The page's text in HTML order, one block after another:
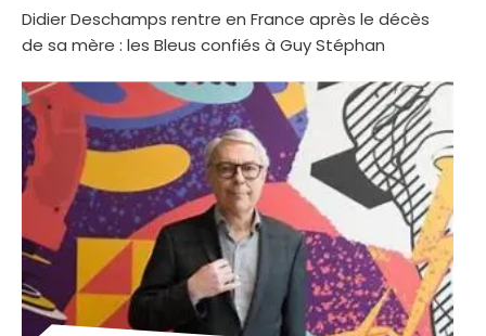
Didier Deschamps rentre en France après le décès
de sa mère : les Bleus confiés à Guy Stéphan